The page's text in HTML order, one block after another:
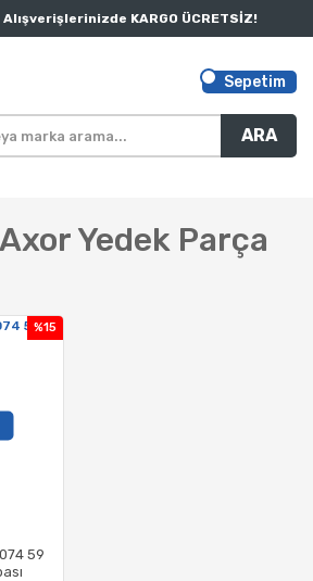
KARGO ÜCRETSİZ!
ARA
Sepetim
Yedek Parça
59
%15